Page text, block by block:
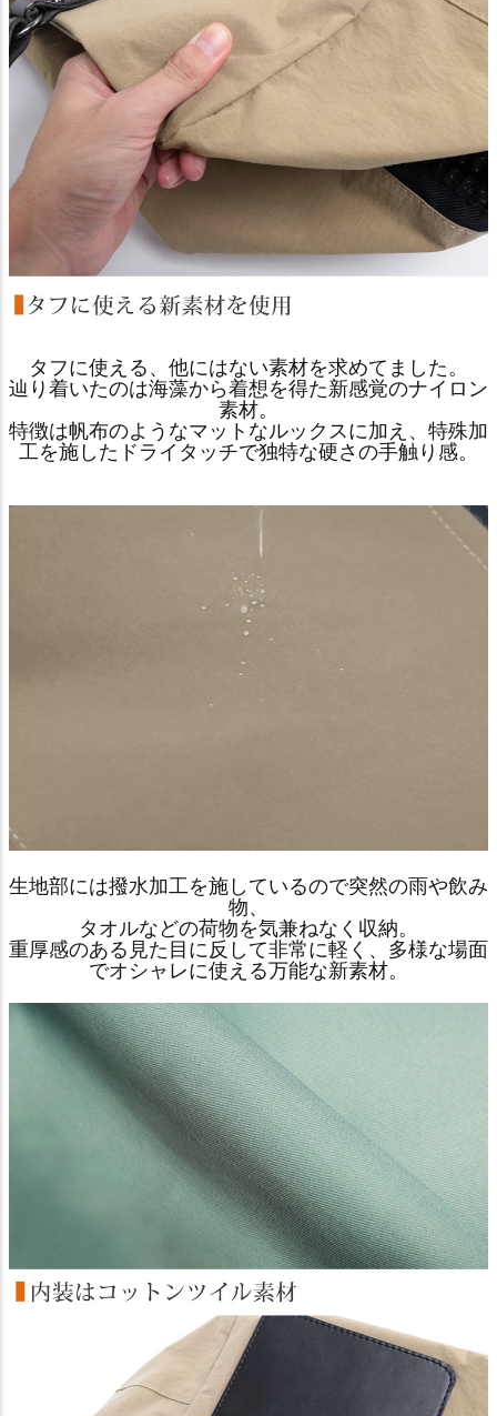
タフに使える、他にはない素材を求めてました。
辿り着いたのは海藻から着想を得た新感覚のナイロン
素材。
特徴は帆布のようなマットなルックスに加え、特殊加
工を施したドライタッチで独特な硬さの手触り感。
生地部には撥水加工を施しているので突然の雨や飲み
物、
タオルなどの荷物を気兼ねなく収納。
重厚感のある見た目に反して非常に軽く、多様な場面
でオシャレに使える万能な新素材。